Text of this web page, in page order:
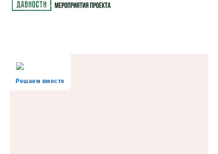
Решаем вместе